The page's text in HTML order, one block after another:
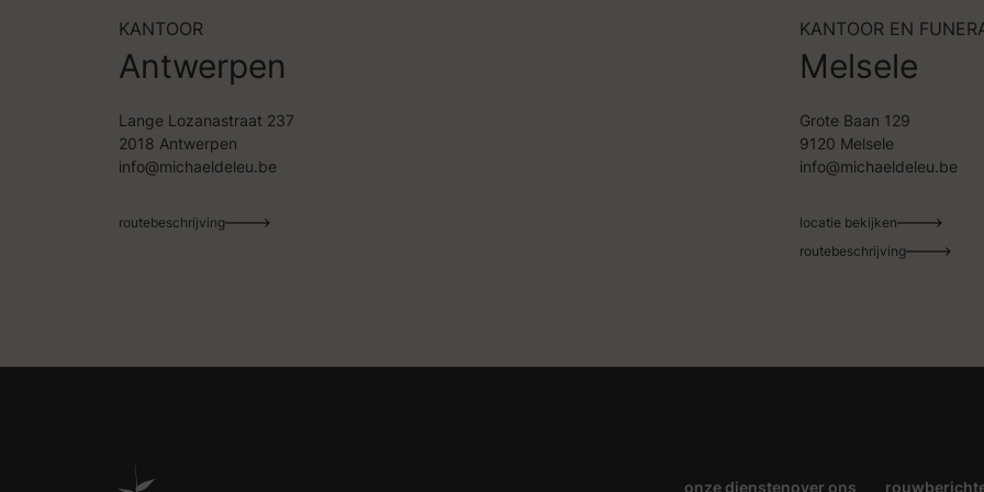
KANTOOR
Antwerpen
Lange Lozanastraat 237
2018 Antwerpen
info@michaeldeleu.be
routebeschrijving
KANTOOR EN
Melsele
Grote Baan 129
9120 Melsele
info@michaeldeleu.be
locatie bekijken
routebeschrijving
onze dienstenover ons